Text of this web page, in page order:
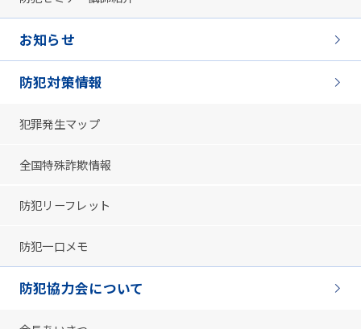
お知らせ
防犯対策情報
犯罪発生マップ
全国特殊詐欺情報
防犯リーフレット
防犯一口メモ
防犯協力会について